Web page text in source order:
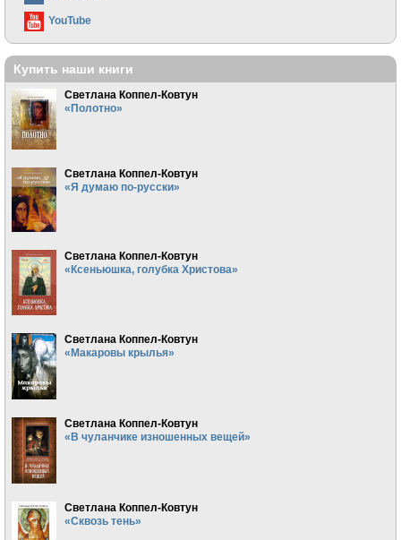
YouTube
Купить наши книги
Светлана Коппел-Ковтун
«Полотно»
Светлана Коппел-Ковтун
«Я думаю по-русски»
Светлана Коппел-Ковтун
«Ксеньюшка, голубка Христова»
Светлана Коппел-Ковтун
«Макаровы крылья»
Светлана Коппел-Ковтун
«В чуланчике изношенных вещей»
Светлана Коппел-Ковтун
«Сквозь тень»